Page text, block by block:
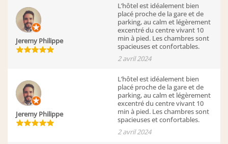
Jeremy Philippe
L’hôtel est idéalement bien
placé proche de la gare et de
parking, au calm et légèrement
excentré du centre vivant 10
min à pied. Les chambres sont
spacieuses et confortables.
2 avril 2024
Jeremy Philippe
L’hôtel est idéalement bien
placé proche de la gare et de
parking, au calm et légèrement
excentré du centre vivant 10
min à pied. Les chambres sont
spacieuses et confortables.
2 avril 2024